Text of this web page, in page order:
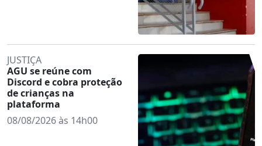
JUSTIÇA
AGU se reúne com
Discord e cobra proteção
de crianças na
plataforma
08/08/2026 às 14h00